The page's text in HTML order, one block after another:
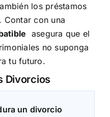
los préstamos
Contar con una
asegura que el
no suponga
tu futuro.
Divorcios
un divorcio